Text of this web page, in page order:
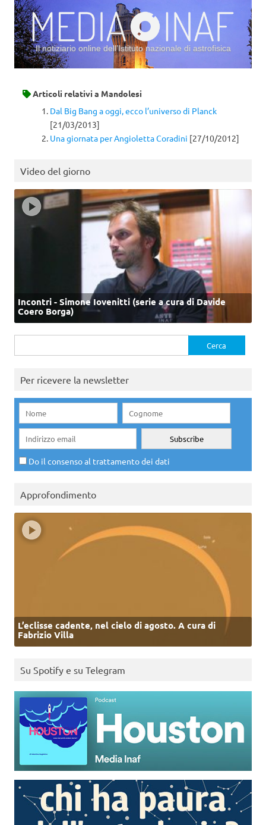
Il notiziario online dell’Istituto nazionale di astrofisica
Articoli relativi a Mandolesi
Dal Big Bang a oggi, ecco l’universo di Planck
[21/03/2013]
Una giornata per Angioletta Coradini [27/10/2012]
Video del giorno
Incontri - Simone Iovenitti (serie a cura di Davide
Coero Borga)
per:
Per ricevere la newsletter
Do il consenso al trattamento dei dati
Approfondimento
L’eclisse cadente, nel cielo di agosto. A cura di
Fabrizio Villa
Su Spotify e su Telegram